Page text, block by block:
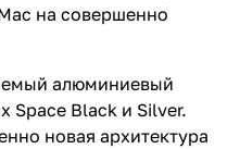
на совершенно
алюминиевый
Space Black и Silver.
новая архитектура